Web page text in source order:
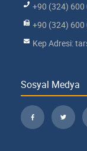
+90 (324)
+90 (324) 600
Kep Adresi:
Sosyal Medya